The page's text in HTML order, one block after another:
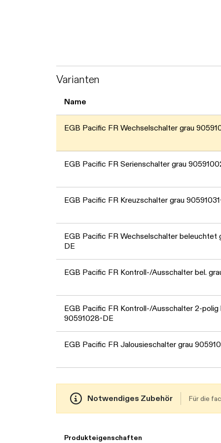
Varianten
Name
EGB Pacific FR Wechselschalter grau
EGB Pacific FR Serienschalter grau
EGB Pacific FR Kreuzschalter grau
EGB Pacific FR Wechselschalter beleuchtet
DE
EGB Pacific FR Kontroll-/Ausschalter bel.
EGB Pacific FR Kontroll-/Ausschalter 2-polig
90591028-DE
EGB Pacific FR Jalousieschalter grau
Notwendiges Zubehör Für die
Produkteigenschaften